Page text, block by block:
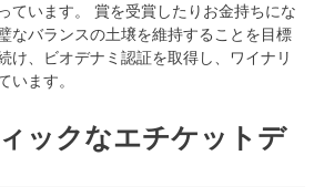
ています。 賞を受賞したりお金持ちにな
なバランスの土壌を維持することを目標
け、ビオデナミ認証を取得し、ワイナリ
います。
ックなエチケットデ